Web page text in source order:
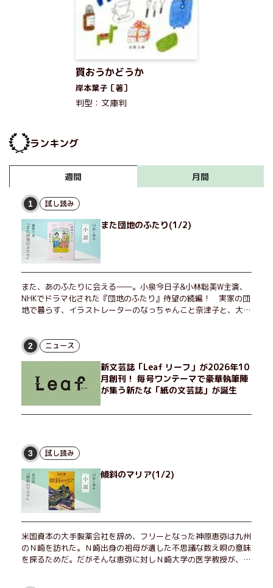
買おうかどうか
岸本葉子［著］
判型：文庫判
ランキング
週間 月間
1 試し読み
また団地のふたり(1/2)
また、あのふたりに会える――。小泉今日子&小林聡美W主演、
NHKでドラマ化された『団地のふたり』待望の続編！ 実家の団
地で暮らす、イラストレーターのなっちゃんこと奈津子と、大学
げたり、部屋でふたりだけの「台湾映画祭」を催したり。50代
独身、幼なじみの変わらぬ友情とささやかな幸せの日々を描く。
2 ニュース
新文芸誌「Leaf リーフ」が2026年10
月創刊！ 毎号ワンテーマで豪華執筆陣
が集う新たな「紙の文芸誌」が誕生
3 試し読み
傾斜のマリア(1/2)
米国資本の大手製薬会社を辞め、フリーとなった神原恵弥は九州
のＮ崎を訪れた。Ｎ崎出身の祖母が遺した不思議な数え唄の意味
を探るためだ。だがそんな恵弥に対しＮ崎大学の医学教授が、米